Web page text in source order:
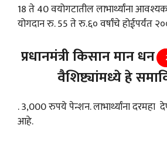
18 ते 40 वयोगटातील लाभार्थ्यांना
योगदान रु. 55 ते रु.६० वर्षांचे होईपर्यंत
प्रधानमंत्री किसान मान
वैशिष्ट्यांमध्ये हे
. 3,000 रुपये पेन्शन. लाभार्थ्यांना दरमहा
आहे.